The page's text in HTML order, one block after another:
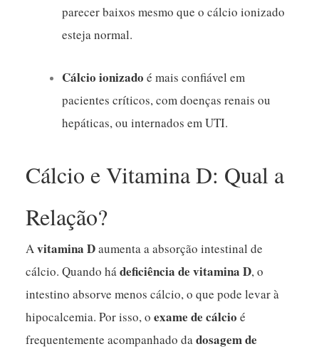
parecer baixos mesmo que o cálcio ionizado
esteja normal.
Cálcio ionizado é mais confiável em
pacientes críticos, com doenças renais ou
hepáticas, ou internados em UTI.
Cálcio e Vitamina D: Qual a
Relação?
Avitamina Daumenta a absorção intestinal de
cálcio. Quando hádeficiência de vitamina D, o
intestino absorve menos cálcio, o que pode levar à
hipocalcemia. Por isso, o exame de cálcio é
frequentemente acompanhado dadosagem de